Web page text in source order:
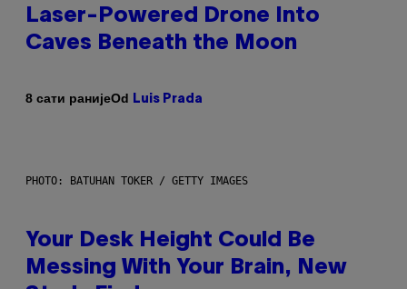
Laser-Powered Drone Into
Caves Beneath the Moon
8 сати ранијеOd Luis Prada
PHOTO: BATUHAN TOKER / GETTY IMAGES
Your Desk Height Could Be
Messing With Your Brain, New